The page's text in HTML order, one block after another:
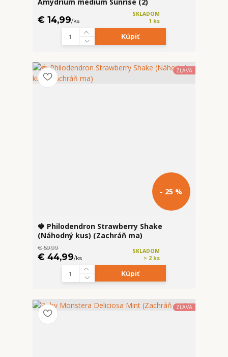
Amydrium medium Sunrise (2)
€ 14,99/ks
SKLADOM
1 ks
Kúpiť
ZĽAVA
- 25 %
🍓 Philodendron Strawberry Shake
(Náhodný kus) (Zachráň ma)
€ 59,99
€ 44,99/ks
SKLADOM
> 2 ks
Kúpiť
ZĽAVA